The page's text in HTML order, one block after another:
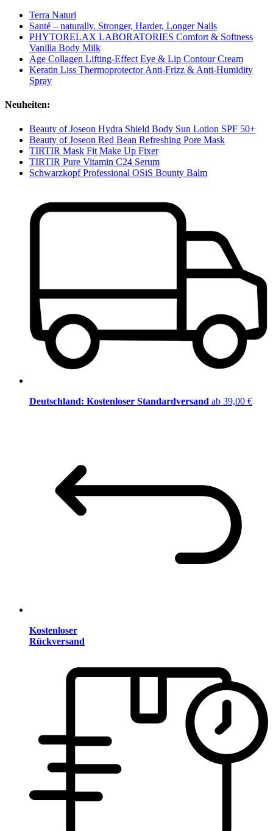
Terra Naturi
Santé – naturally. Stronger, Harder, Longer Nails
PHYTORELAX LABORATORIES Comfort & Softness
Vanilla Body Milk
Age Collagen Lifting-Effect Eye & Lip Contour Cream
Keratin Liss Thermoprotector Anti-Frizz & Anti-Humidity
Spray
Neuheiten:
Beauty of Joseon Hydra Shield Body Sun Lotion SPF 50+
Beauty of Joseon Red Bean Refreshing Pore Mask
TIRTIR Mask Fit Make Up Fixer
TIRTIR Pure Vitamin C24 Serum
Schwarzkopf Professional OSiS Bounty Balm
Deutschland: Kostenloser Standardversand ab 39,00 €
Kostenloser
Rückversand